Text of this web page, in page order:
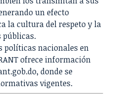
un efecto
la cultura del respeto y la
públicas.
políticas nacionales en
ofrece información
, donde se
vigentes.